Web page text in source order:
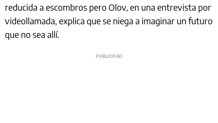
reducida a escombros pero Olov, en una entrevista por
videollamada, explica que se niega a imaginar un futuro
que no sea allí.